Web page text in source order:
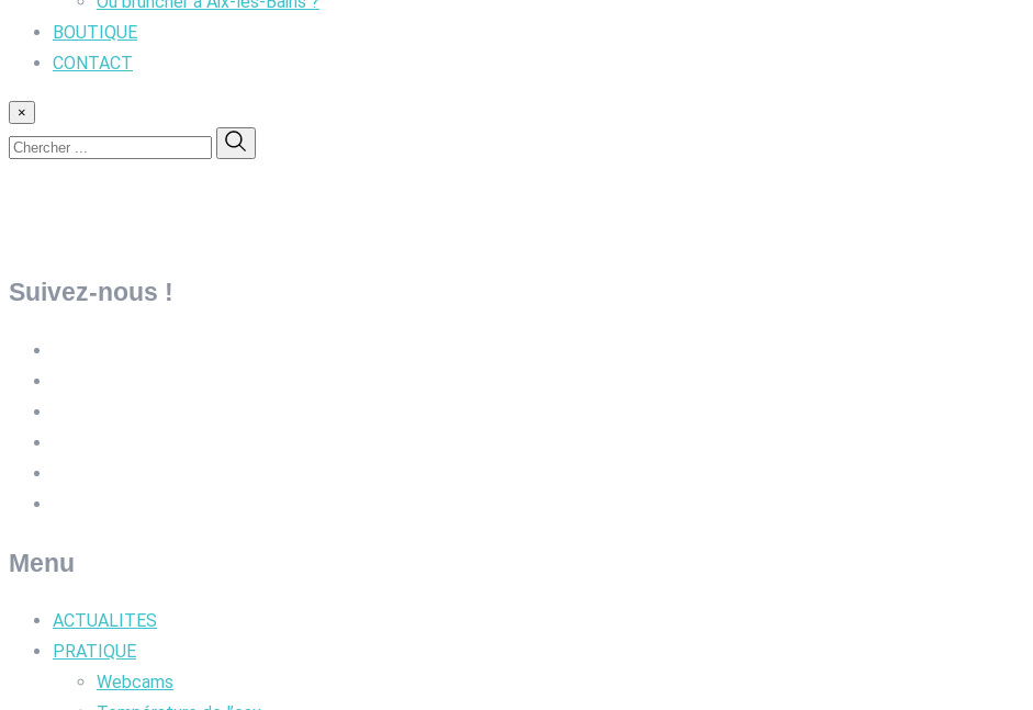
BOUTIQUE
CONTACT
×
Suivez-nous !
Menu
ACTUALITES
PRATIQUE
Webcams